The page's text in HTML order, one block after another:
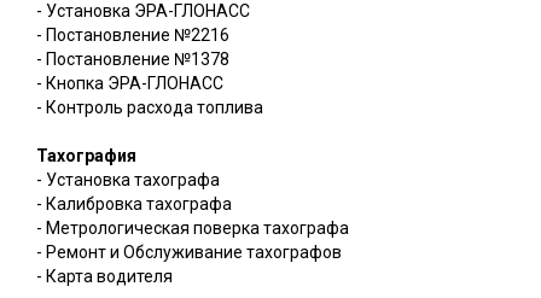
- Установка ЭРА-ГЛОНАСС
- Постановление №2216
- Постановление №1378
- Кнопка ЭРА-ГЛОНАСС
- Контроль расхода топлива
Тахография
- Установка тахографа
- Калибровка тахографа
- Метрологическая поверка тахографа
- Ремонт и Обслуживание тахографов
- Карта водителя